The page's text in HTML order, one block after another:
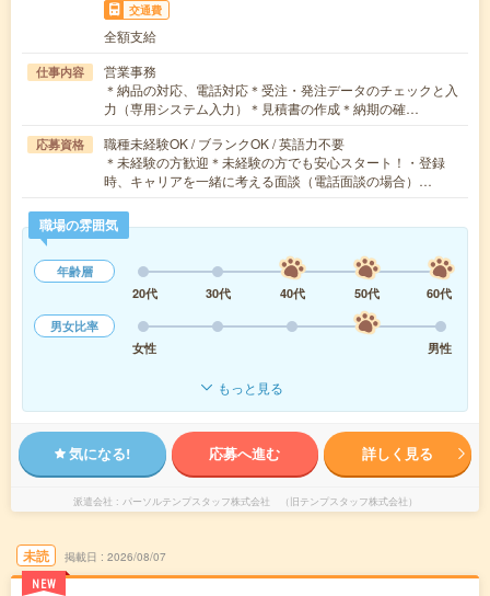
交通費
全額支給
仕事内容
営業事務
＊納品の対応、電話対応＊受注・発注データのチェックと入
力（専用システム入力）＊見積書の作成＊納期の確…
応募資格
職種未経験OK / ブランクOK / 英語力不要
＊未経験の方歓迎＊未経験の方でも安心スタート！・登録
時、キャリアを一緒に考える面談（電話面談の場合）…
職場の雰囲気
年齢層
20代
30代 40代 50代
60代
男女比率
女性
男性
もっと見る
気になる! 応募へ進む 詳しく見る
派遣会社 パーソルテンプスタッフ株式会社 （旧テンプスタッフ株式会社）
未読
NEW
掲載日 2026/08/07